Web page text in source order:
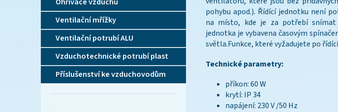
Ventilační mřížky
Ventilační potrubí ALU
Vzduchotechnické potrubí plast
Příslušenství ke vzduchovodům
pohybu apod.). Řídící jednotku není
na místo, kde je za potřebí
jednotka je vybavena časovým
světla.Funkce, které vyžadujete po
Technické parametry:
příkon: 60 W
krytí: IP 34
napájení: 230 V /50 Hz